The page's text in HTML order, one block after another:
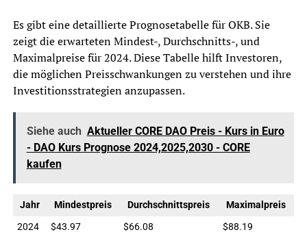
Es gibt eine detaillierte Prognosetabelle für OKB. Sie
zeigt die erwarteten Mindest-, Durchschnitts-, und
Maximalpreise für 2024. Diese Tabelle hilft Investoren,
die möglichen Preisschwankungen zu verstehen und ihre
Investitionsstrategien anzupassen.
Siehe auch Aktueller CORE DAO Preis - Kurs in Euro
- DAO Kurs Prognose 2024,2025,2030 - CORE
kaufen
Jahr Mindestpreis Durchschnittspreis
Maximalpreis
2024
$43.97 $66.08 $88.19